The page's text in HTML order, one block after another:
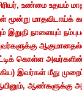
, உண்மை உதயம்
மாதவிடாய்க்
நாளையும்
கொள்ள
இவர்கள் மீது
, ஆண்களுக்கு